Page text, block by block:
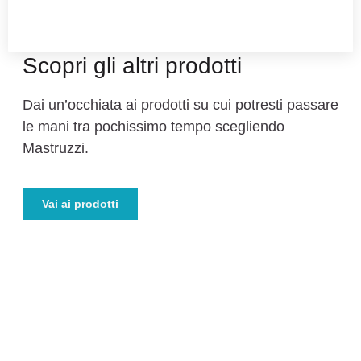
Scopri gli altri prodotti
Dai un’occhiata ai prodotti su cui potresti passare
le mani tra pochissimo tempo scegliendo
Mastruzzi.
Vai ai prodotti